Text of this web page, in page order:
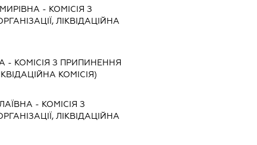
- КОМІСІЯ З
ЛІКВІДАЦІЙНА
- КОМІСІЯ З ПРИПИНЕННЯ
КОМІСІЯ)
- КОМІСІЯ З
ЛІКВІДАЦІЙНА